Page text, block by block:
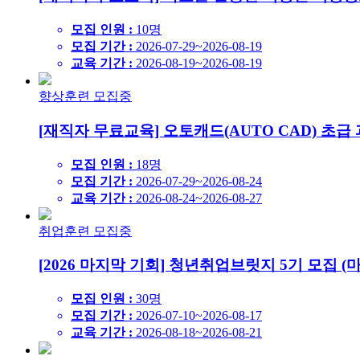
모집 인원 : 10명
모집 기간 : 2026-07-29~2026-08-19
교육 기간 : 2026-08-19~2026-08-19
향상훈련 모집중
[재직자 무료교육] 오토캐드(AUTO CAD) 초급
모집 인원 : 18명
모집 기간 : 2026-07-29~2026-08-24
교육 기간 : 2026-08-24~2026-08-27
취업훈련 모집중
[2026 마지막 기회] 청년취업브릿지 5기 모집 (
모집 인원 : 30명
모집 기간 : 2026-07-10~2026-08-17
교육 기간 : 2026-08-18~2026-08-21